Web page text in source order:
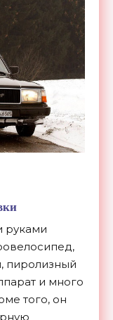
руками
пиролизный
и много
того, он